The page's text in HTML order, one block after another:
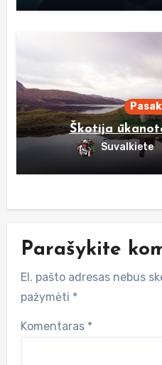
Škotija
Suvalkiete
Parašykite
El. pašto adresas nebus
pažymėti *
Komentaras *